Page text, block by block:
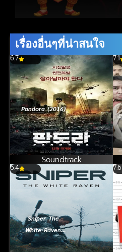
เรื่องอื่นๆที่น่าสนใจ
6.7
Pandora (2016)
Soundtrack
7.1
6.4
Sniper The
White Raven
(2022)
7.6